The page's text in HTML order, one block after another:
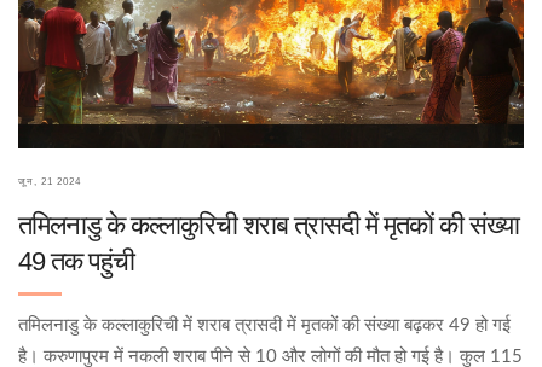
जून, 21 2024
तमिलनाडु के कल्लाकुरिची शराब त्रासदी में मृतकों की संख्या
49 तक पहुंची
तमिलनाडु के कल्लाकुरिची में शराब त्रासदी में मृतकों की संख्या बढ़कर 49 हो गई
है। करुणापुरम में नकली शराब पीने से 10 और लोगों की मौत हो गई है। कुल 115